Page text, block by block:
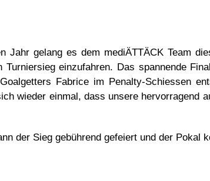
Jahr gelang es dem mediÄTTÄCK Team
einzufahren. Das spannende
Fabrice im Penalty-Schiessen
wieder einmal, dass unsere hervorragend
der Sieg gebührend gefeiert und der Pokal